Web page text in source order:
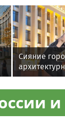
Сияние
началась в